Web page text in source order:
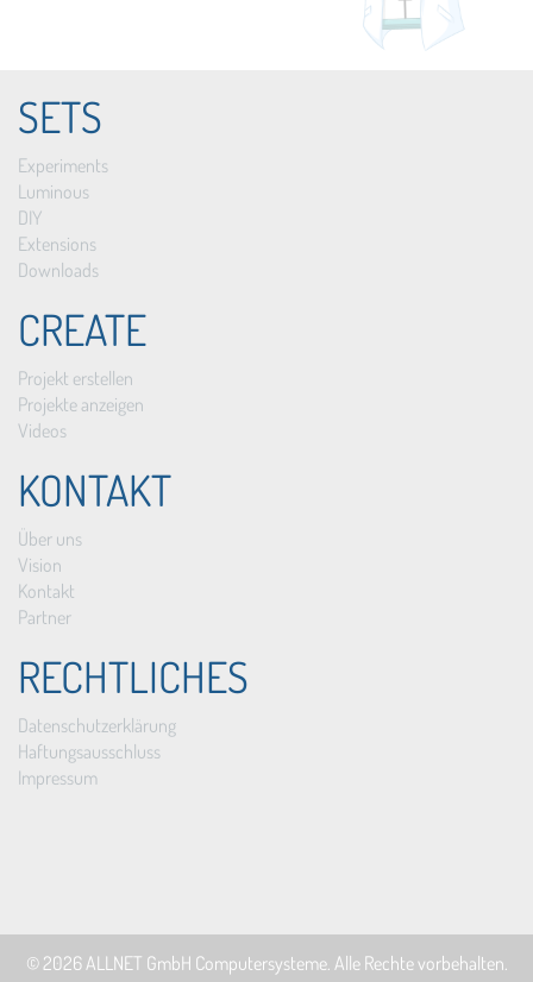
SETS
Experiments
Luminous
DIY
Extensions
Downloads
CREATE
Projekt erstellen
Projekte anzeigen
Videos
KONTAKT
Über uns
Vision
Kontakt
Partner
RECHTLICHES
Datenschutzerklärung
Haftungsausschluss
Impressum
© 2026ALLNET GmbH Computersysteme. Alle Rechte vorbehalten.